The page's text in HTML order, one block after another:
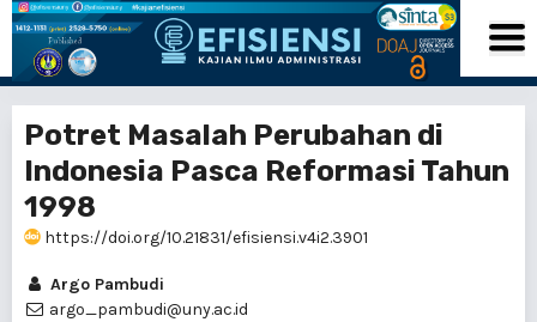
Potret Masalah Perubahan di
Indonesia Pasca Reformasi Tahun
1998
https://doi.org/10.21831/efisiensi.v4i2.3901
Argo Pambudi
argo_pambudi@uny.ac.id